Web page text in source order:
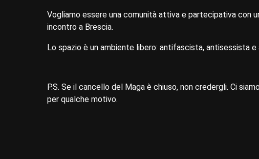
Vogliamo essere una comunità attiva e partecipativa con
incontro a Brescia.
Lo spazio è un ambiente libero: antifascista, antisessista e
P.S. Se il cancello del Maga è chiuso, non credergli. Ci
per qualche motivo.